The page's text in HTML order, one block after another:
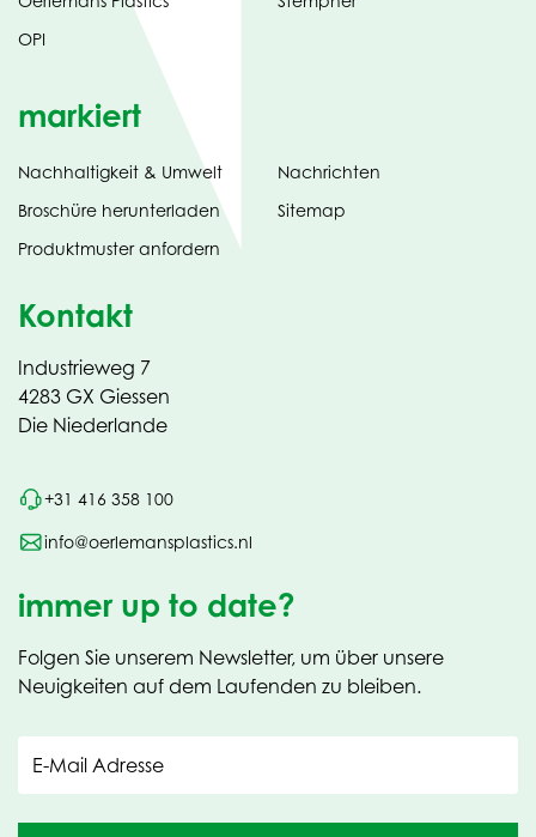
OPI
markiert
Nachhaltigkeit & Umwelt
Broschüre herunterladen(opens
in
new
Produktmuster anfordern
Nachrichten
Sitemap
Kontakt
Industrieweg 7
4283 GX Giessen
Die Niederlande
+31 416 358 100
info@oerlemansplastics.nl
immer up to date?
Folgen Sie unserem Newsletter, um über unsere
Neuigkeiten auf dem Laufenden zu bleiben.
E-Mail Adresse